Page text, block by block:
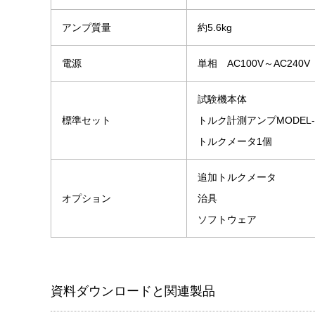
アンプ質量 約5.6kg
電源 単相 AC100V～
標準セット
試験機本体
トルク計測アンプ
トルクメータ1個
オプション
追加トルクメータ
治具
ソフトウェア
資料ダウンロードと関連製品